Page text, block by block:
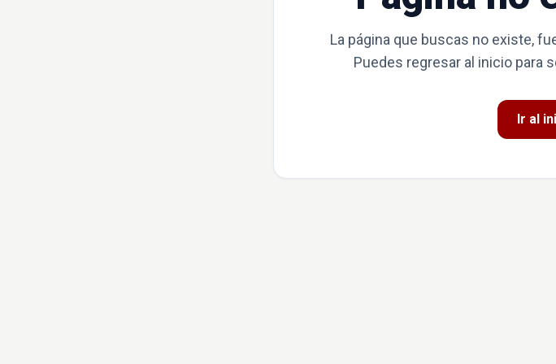
La página que buscas no existe,
Puedes regresar al inicio para
Ir al